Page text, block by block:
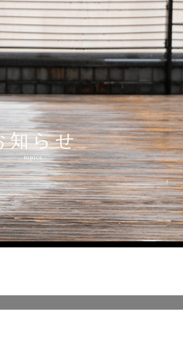
和多屋別荘
watayabesso
食事・施設・体験
restaurant&spa
知らせ
topics
ジャズに舞う